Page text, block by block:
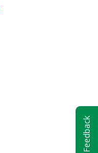
Feedback